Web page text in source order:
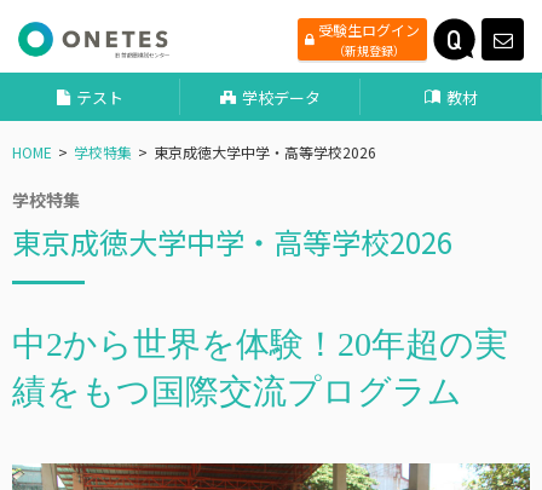
受験生ログイン
（新規登録）
テスト 学校データ 教材
HOME 学校特集 東京成徳大学中学・高等学校2026
学校特集
東京成徳大学中学・高等学校2026
中2から世界を体験！20年超の実
績をもつ国際交流プログラム